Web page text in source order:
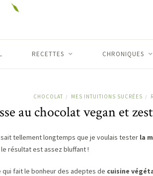
RECETTES CHRONIQUES
CHOCOLAT / MES INTUITIONS SUCRÉES /
au chocolat vegan et
tellement longtemps que je voulais tester la
résultat est assez bluffant !
qui fait le bonheur des adeptes de cuisine